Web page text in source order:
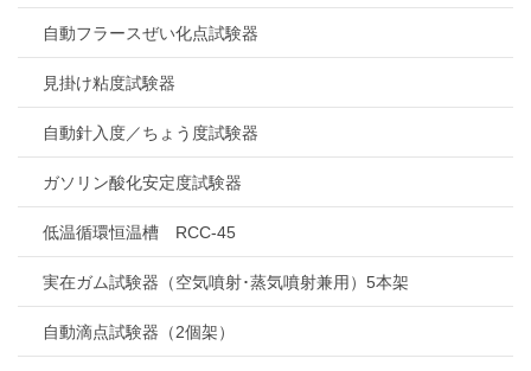
自動フラースぜい化点試験器
見掛け粘度試験器
自動針入度／ちょう度試験器
ガソリン酸化安定度試験器
低温循環恒温槽 RCC-45
実在ガム試験器（空気噴射･蒸気噴射兼用）5本架
自動滴点試験器（2個架）